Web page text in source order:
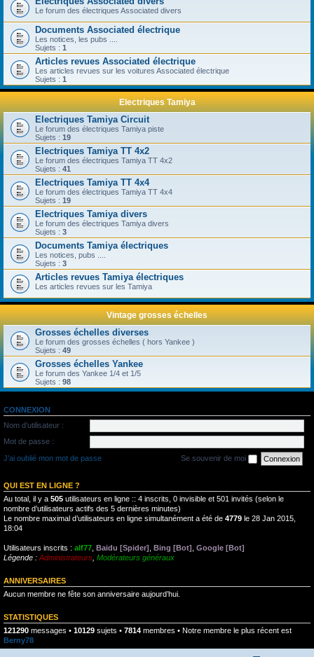
Le forum des électriques Associated divers
Documents Associated électrique
Les notices, les pubs ....
Sujets : 1
Articles revues Associated électrique
Les articles revues sur les voitures Associated électrique
Sujets : 1
Electriques Tamiya
Electriques Tamiya Circuit
Le forum des électriques Tamiya piste
Sujets : 19
Electriques Tamiya TT 4x2
Le forum des électriques Tamiya TT 4x2
Sujets : 41
Electriques Tamiya TT 4x4
Le forum des électriques Tamiya TT 4x4
Sujets : 19
Electriques Tamiya divers
Le forum des électriques Tamiya divers
Sujets : 3
Documents Tamiya électriques
Les notices, pubs ....
Sujets : 3
Articles revues Tamiya électriques
Les articles revues sur les Tamiya
Vintage grosses échelles
Grosses échelles diverses
Le forum des grosses échelles ( hors Yankee )
Sujets : 49
Grosses échelles Yankee
Le forum des Yankee 1/4 et 1/5
Sujets : 98
CONNEXION
Nom d’utilisateur :
Mot de passe :
J’ai oublié mon mot de passe
Se souvenir de moi
QUI EST EN LIGNE ?
Au total, il y a 505 utilisateurs en ligne :: 4 inscrits, 0 invisible et 501 invités (selon le
nombre d’utilisateurs actifs des 5 dernières minutes)
Le nombre maximal d’utilisateurs en ligne simultanément a été de 4779 le 28 Jan 2015,
18:04
Utilisateurs inscrits : alf77 Baidu [Spider] Bing [Bot] Google [Bot]
Légende : Administrateurs Modérateurs généraux
ANNIVERSAIRES
Aucun membre ne fête son anniversaire aujourd’hui.
STATISTIQUES
121290 messages • 10129 sujets • 7814 membres • Notre membre le plus récent est
Berny78